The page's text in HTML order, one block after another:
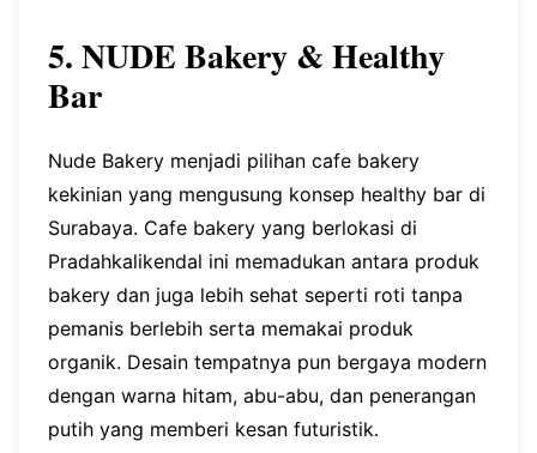
5. NUDE Bakery & Healthy
Bar
Nude Bakery menjadi pilihan cafe bakery
kekinian yang mengusung konsep healthy bar di
Surabaya. Cafe bakery yang berlokasi di
Pradahkalikendal ini memadukan antara produk
bakery dan juga lebih sehat seperti roti tanpa
pemanis berlebih serta memakai produk
organik. Desain tempatnya pun bergaya modern
dengan warna hitam, abu-abu, dan penerangan
putih yang memberi kesan futuristik.